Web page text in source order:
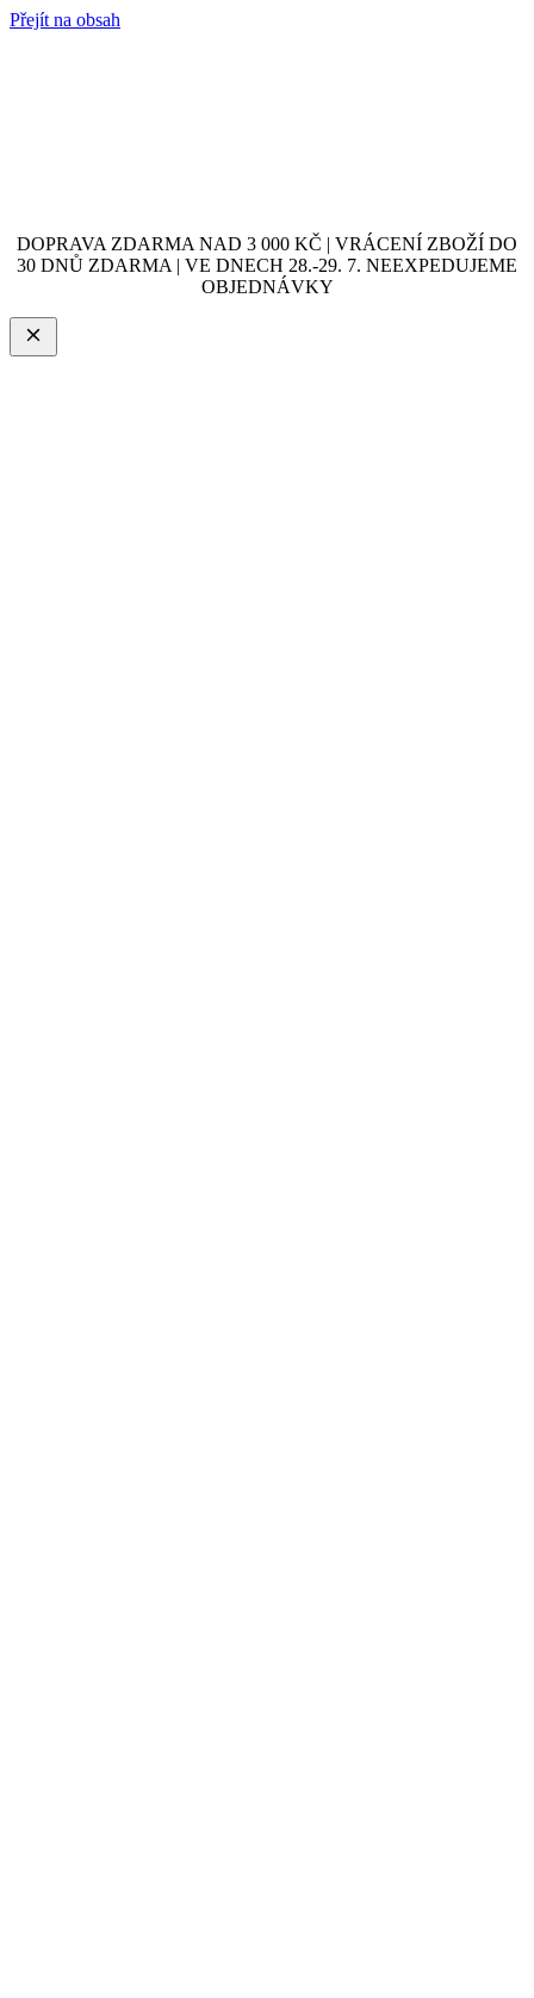
Přejít na obsah
DOPRAVA ZDARMA NAD 3 000 KČ | VRÁCENÍ ZBOŽÍ DO
30 DNŮ ZDARMA | VE DNECH 28.-29. 7. NEEXPEDUJEME
OBJEDNÁVKY